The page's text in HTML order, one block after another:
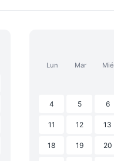
Lun Mar Mié
4 5 6
11 12 13
18 19 20